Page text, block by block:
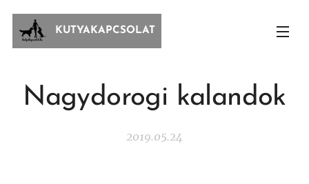
KUTYAKAPCSOLAT
Nagydorogi kalandok
2019.05.24